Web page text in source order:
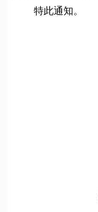
特此通知。